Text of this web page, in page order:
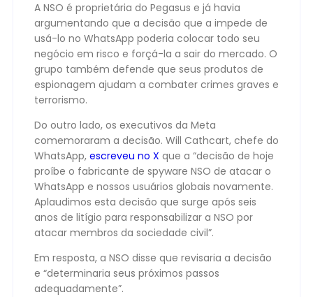
A NSO é proprietária do Pegasus e já havia
argumentando que a decisão que a impede de
usá-lo no WhatsApp poderia colocar todo seu
negócio em risco e forçá-la a sair do mercado. O
grupo também defende que seus produtos de
espionagem ajudam a combater crimes graves e
terrorismo.
Do outro lado, os executivos da Meta
comemoraram a decisão. Will Cathcart, chefe do
WhatsApp, escreveu no X que a “decisão de hoje
proíbe o fabricante de spyware NSO de atacar o
WhatsApp e nossos usuários globais novamente.
Aplaudimos esta decisão que surge após seis
anos de litígio para responsabilizar a NSO por
atacar membros da sociedade civil”.
Em resposta, a NSO disse que revisaria a decisão
e “determinaria seus próximos passos
adequadamente”.